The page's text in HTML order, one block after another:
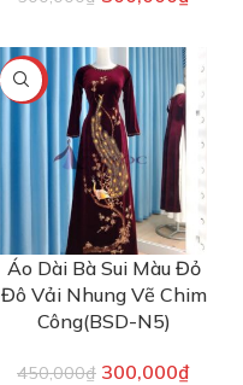
-33%
Áo Dài Bà Sui Màu Đỏ
Đô Vải Nhung Vẽ Chim
Công(BSD-N5)
450,000₫ 300,000₫